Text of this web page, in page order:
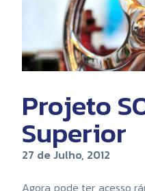
Projeto
Superior
27 de Julho, 2012
Agora pode ter acesso